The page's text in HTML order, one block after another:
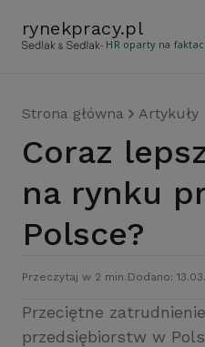
rynekpracy.pl
- HR oparty na
Strona główna Artykuły
Coraz lepsza sytuacja
na rynku
Polsce?
Przeczytaj w 2 min. Dodano:
Przeciętne
przedsiębiorstw w